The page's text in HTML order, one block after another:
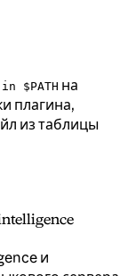
$PATH на
плагина,
из таблицы
и